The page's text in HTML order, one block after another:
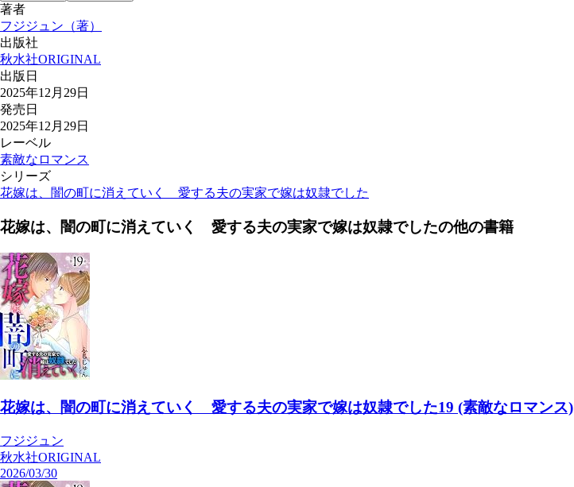
著者
フジジュン （著）
出版社
秋水社ORIGINAL
出版日
2025年12月29日
発売日
2025年12月29日
レーベル
素敵なロマンス
シリーズ
花嫁は、闇の町に消えていく 愛する夫の実家で嫁は奴隷でした
花嫁は、闇の町に消えていく 愛する夫の実家で嫁は奴隷でしたの他の書籍
花嫁は、闇の町に消えていく 愛する夫の実家で嫁は奴隷でした19 (素敵なロマンス)
フジジュン
秋水社ORIGINAL
2026/03/30